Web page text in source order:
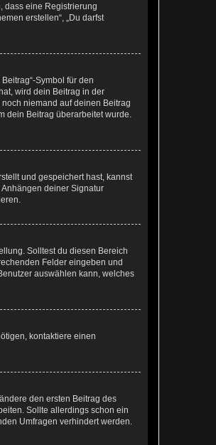
dass eine Registrierung
erstellen“, „Du darfst
Symbol für den
wird dein Beitrag in der
niemand auf deinen Beitrag
dein Beitrag überarbeitet wurde.
und gespeichert hast, kannst
deiner Signatur
Solltest du diesen Bereich
Felder eingeben und
auswählen kann, welches
kontaktiere einen
den ersten Beitrag des
Sollte allerdings schon ein
Umfragen verhindert werden.